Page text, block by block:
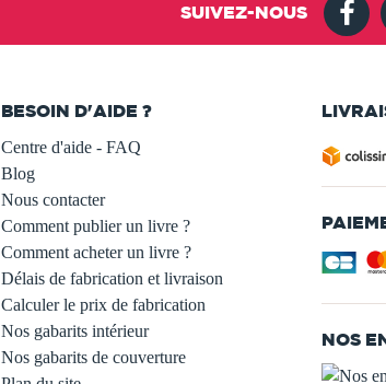
SUIVEZ-NOUS
BESOIN D'AIDE ?
Centre d'aide - FAQ
Blog
Nous contacter
Comment publier un livre ?
Comment acheter un livre ?
Délais de fabrication et livraison
Calculer le prix de fabrication
Nos gabarits intérieur
Nos gabarits de couverture
NOS